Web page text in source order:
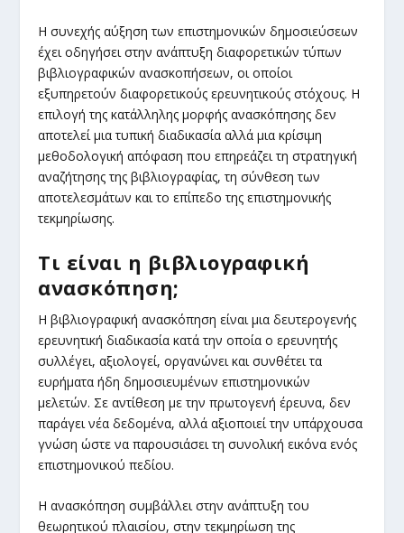
Η συνεχής αύξηση των επιστημονικών δημοσιεύσεων
έχει οδηγήσει στην ανάπτυξη διαφορετικών τύπων
βιβλιογραφικών ανασκοπήσεων, οι οποίοι
εξυπηρετούν διαφορετικούς ερευνητικούς στόχους. Η
επιλογή της κατάλληλης μορφής ανασκόπησης δεν
αποτελεί μια τυπική διαδικασία αλλά μια κρίσιμη
μεθοδολογική απόφαση που επηρεάζει τη στρατηγική
αναζήτησης της βιβλιογραφίας, τη σύνθεση των
αποτελεσμάτων και το επίπεδο της επιστημονικής
τεκμηρίωσης.
Τι είναι η βιβλιογραφική
ανασκόπηση;
Η βιβλιογραφική ανασκόπηση είναι μια δευτερογενής
ερευνητική διαδικασία κατά την οποία ο ερευνητής
συλλέγει, αξιολογεί, οργανώνει και συνθέτει τα
ευρήματα ήδη δημοσιευμένων επιστημονικών
μελετών. Σε αντίθεση με την πρωτογενή έρευνα, δεν
παράγει νέα δεδομένα, αλλά αξιοποιεί την υπάρχουσα
γνώση ώστε να παρουσιάσει τη συνολική εικόνα ενός
επιστημονικού πεδίου.
Η ανασκόπηση συμβάλλει στην ανάπτυξη του
θεωρητικού πλαισίου, στην τεκμηρίωση της